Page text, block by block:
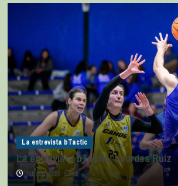
La entrevista bTactic
La entrevista bTactic: Lourdes Ruiz
julio 11, 2026 0